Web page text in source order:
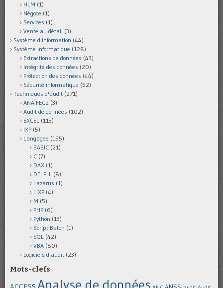
HLM (1)
Négoce (1)
Services (1)
Vente au détail (3)
Système d'information (44)
Système informatique (128)
Extractions de données (43)
Intégrité des données (20)
Protection des données (44)
Sécurité informatique (52)
Techniques d'audit (271)
ANA-FEC2 (3)
Audit de données (102)
EXCEL (113)
IXP (5)
Langages (155)
BASIC (21)
C (7)
DAX (1)
DELPHI (8)
Lazarus (1)
LIXP (4)
M (5)
PHP (6)
Python (13)
Script Batch (1)
SQL (42)
VBA (80)
Logiciels d'audit (23)
Mots-clefs
Analyse de données